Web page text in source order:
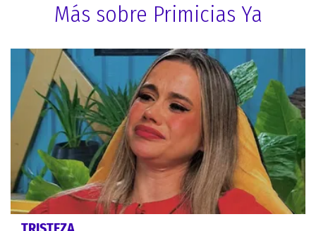
Más sobre Primicias Ya